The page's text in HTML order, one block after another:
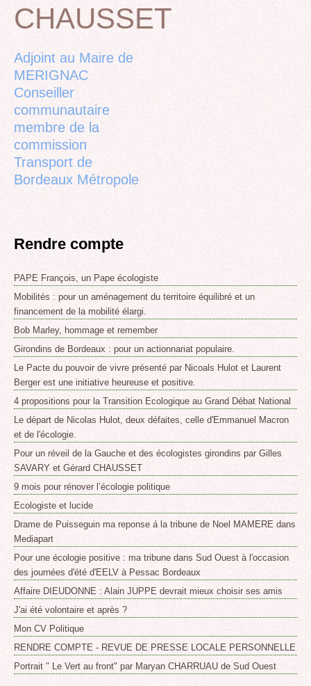
Back
to
CHAUSSET
Adjoint au Maire de
MERIGNAC
Conseiller
communautaire
membre de la
commission
Transport de
Bordeaux Métropole
Rendre compte
PAPE François, un Pape écologiste
Mobilités : pour un aménagement du territoire équilibré et un
financement de la mobilité élargi.
Bob Marley, hommage et remember
Girondins de Bordeaux : pour un actionnariat populaire.
Le Pacte du pouvoir de vivre présenté par Nicoals Hulot et Laurent
Berger est une initiative heureuse et positive.
4 propositions pour la Transition Ecologique au Grand Débat National
Le départ de Nicolas Hulot, deux défaites, celle d'Emmanuel Macron
et de l'écologie.
Pour un réveil de la Gauche et des écologistes girondins par Gilles
SAVARY et Gérard CHAUSSET
9 mois pour rénover l’écologie politique
Ecologiste et lucide
Drame de Puisseguin ma reponse á la tribune de Noel MAMERE dans
Mediapart
Pour une écologie positive : ma tribune dans Sud Ouest à l'occasion
des journées d'été d'EELV à Pessac Bordeaux
Affaire DIEUDONNE : Alain JUPPE devrait mieux choisir ses amis
J'ai été volontaire et après ?
Mon CV Politique
RENDRE COMPTE - REVUE DE PRESSE LOCALE PERSONNELLE
Portrait " Le Vert au front" par Maryan CHARRUAU de Sud Ouest